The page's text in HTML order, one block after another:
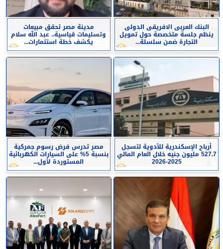
البنك العربى الافريقى الدولى
ينظم جلسة متخصصة حول تمويل
التجارة ضمن سلسلة...
مدينة مصر تحقق مبيعات
وتسليمات قياسية.. عبد الله سلام
يكشف خطة استثمارات...
أرباح الإسكندرية للأدوية لتسجل
527.7 مليون جنيه خلال العام المالي
2025-2026
مصر تدرس فرض رسوم جمركية
بنسبة 5% على السيارات الكهربائية
المستوردة لأول...